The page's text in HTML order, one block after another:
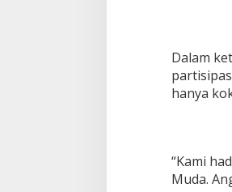
Dalam
hanya
“Kami
Muda.